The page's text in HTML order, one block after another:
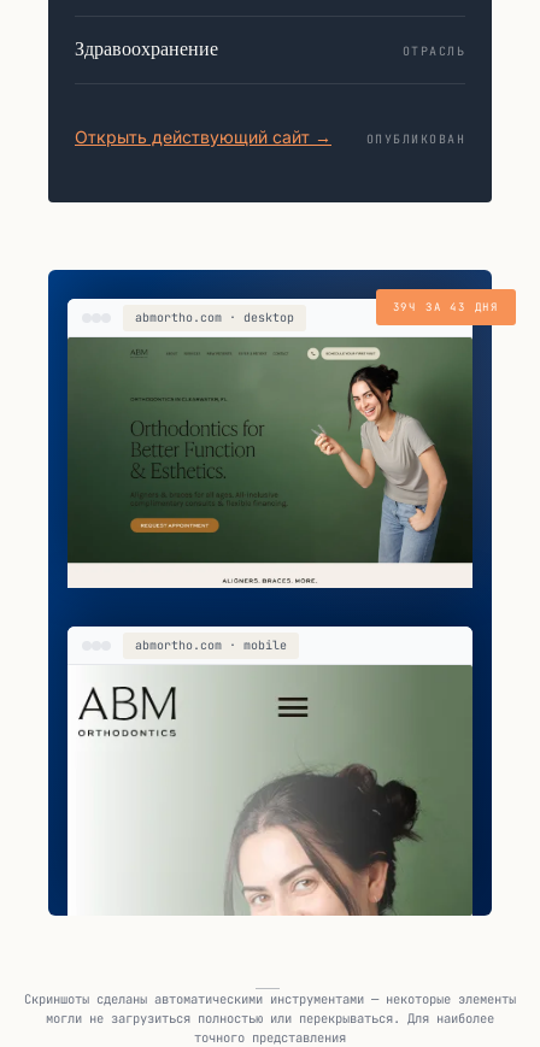
Здравоохранение ОТРАСЛЬ
Открыть действующий сайт → ОПУБЛИКОВАН
39Ч ЗА 43 ДНЯ
abmortho.com · desktop
abmortho.com · mobile
Скриншоты сделаны автоматическими инструментами — некоторые элементы
могли не загрузиться полностью или перекрываться. Для наиболее
точного представления